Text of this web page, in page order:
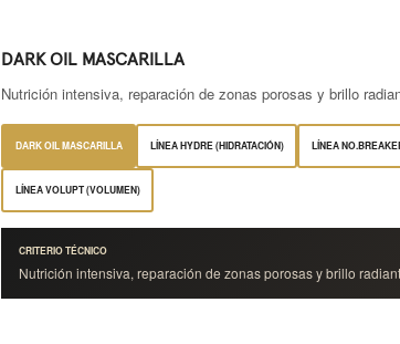
DARK OIL MASCARILLA
Nutrición intensiva, reparación de zonas porosas y brillo
DARK OIL MASCARILLA LÍNEA HYDRE (HIDRATACIÓN) LÍNEA
LÍNEA VOLUPT (VOLUMEN)
CRITERIO TÉCNICO
Nutrición intensiva, reparación de zonas porosas y brillo